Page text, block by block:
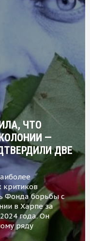
ЧТО
—
ДВЕ
критиков
Фонда борьбы с
в Харпе за
года. Он
ряду